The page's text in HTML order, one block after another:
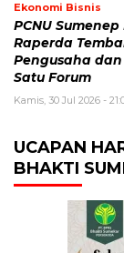
Ekonomi Bisnis
PCNU
Raperda
Pengusaha
Satu Forum
Kamis, 30 Jul 2026 -
UCAPAN
BHAKTI